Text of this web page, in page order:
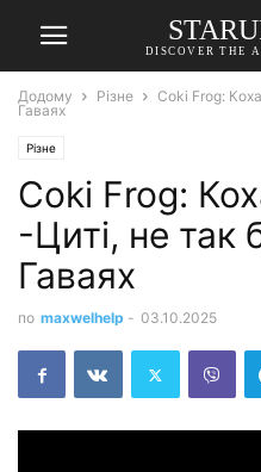
DISCOVER THE
Додому Різне
Coki Frog:
Гаваях
Різне
Coki Frog:
-Циті, не так
Гаваях
по maxwelhelp - 03.10.2025